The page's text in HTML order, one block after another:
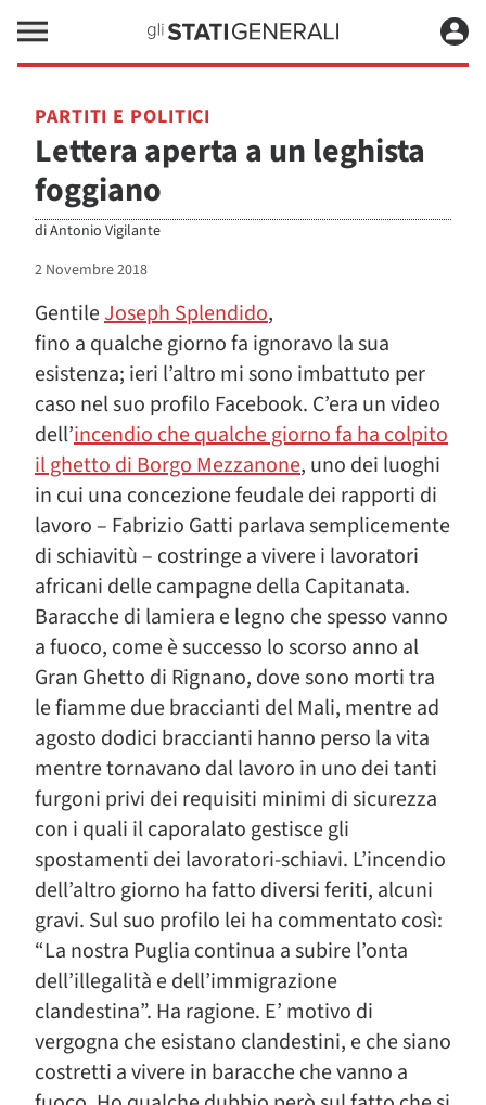
PARTITI E POLITICI
Lettera aperta a un leghista
foggiano
diAntonio Vigilante
2 Novembre 2018
GentileJoseph Splendido,
fino a qualche giorno fa ignoravo la sua
esistenza; ieri l’altro mi sono imbattuto per
caso nel suo profilo Facebook. C’era un video
dell’incendio che qualche giorno fa ha colpito
il ghetto di Borgo Mezzanone, uno dei luoghi
in cui una concezione feudale dei rapporti di
lavoro – Fabrizio Gatti parlava semplicemente
di schiavitù – costringe a vivere i lavoratori
africani delle campagne della Capitanata.
Baracche di lamiera e legno che spesso vanno
a fuoco, come è successo lo scorso anno al
Gran Ghetto di Rignano, dove sono morti tra
le fiamme due braccianti del Mali, mentre ad
agosto dodici braccianti hanno perso la vita
mentre tornavano dal lavoro in uno dei tanti
furgoni privi dei requisiti minimi di sicurezza
con i quali il caporalato gestisce gli
spostamenti dei lavoratori-schiavi. L’incendio
dell’altro giorno ha fatto diversi feriti, alcuni
gravi. Sul suo profilo lei ha commentato così:
“La nostra Puglia continua a subire l’onta
dell’illegalità e dell’immigrazione
clandestina”. Ha ragione. E’ motivo di
vergogna che esistano clandestini, e che siano
costretti a vivere in baracche che vanno a